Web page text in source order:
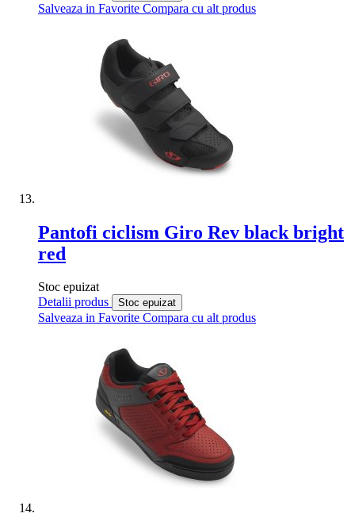
Salveaza in Favorite Compara cu alt produs
Pantofi ciclism Giro Rev black bright
red
Stoc epuizat
Detalii produs
Stoc epuizat
Salveaza in Favorite Compara cu alt produs